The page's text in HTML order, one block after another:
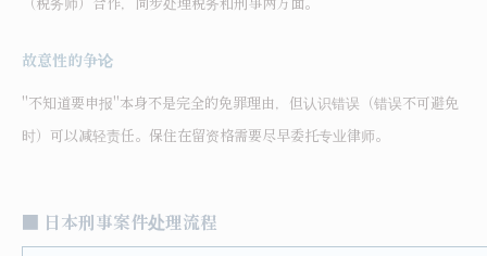
故意性的争论
"不知道要申报"本身不是完全的免罪理由，但认识错误（错误不可避免
时）可以减轻责任。保住在留资格需要尽早委托专业律师。
■ 日本刑事案件处理流程